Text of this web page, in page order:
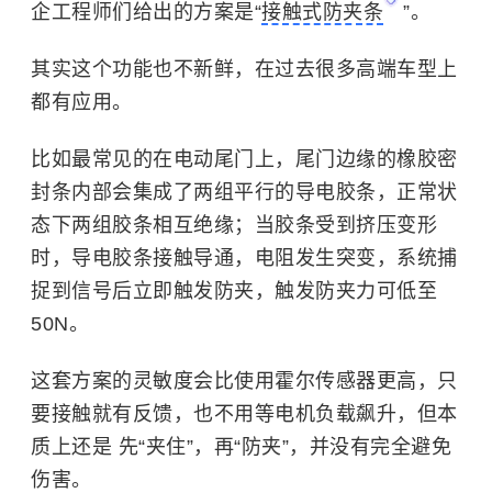
企工程师们给出的方案是“接触式防夹条 ”。
其实这个功能也不新鲜，在过去很多高端车型上
都有应用。
比如最常见的在电动尾门上，尾门边缘的橡胶密
封条内部会集成了两组平行的导电胶条，正常状
态下两组胶条相互绝缘；当胶条受到挤压变形
时，导电胶条接触导通，电阻发生突变，系统捕
捉到信号后立即触发防夹，触发防夹力可低至
50N。
这套方案的灵敏度会比使用霍尔传感器更高，只
要接触就有反馈，也不用等电机负载飙升，但本
质上还是 先“夹住”，再“防夹”，并没有完全避免
伤害。